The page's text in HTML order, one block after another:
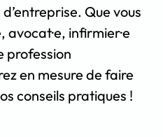
Que vous
infirmier·e
profession
en mesure de faire
conseils pratiques !